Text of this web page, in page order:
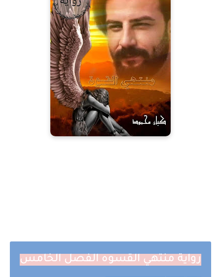
رواية منتهي القسوه الفصل الخامس